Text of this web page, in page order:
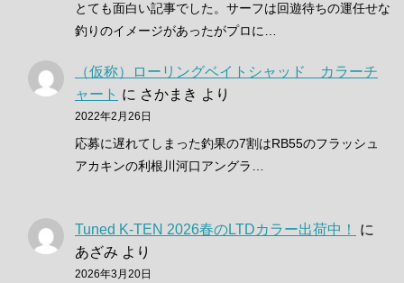
とても面白い記事でした。サーフは回遊待ちの運任せな
釣りのイメージがあったがプロに…
（仮称）ローリングベイトシャッド カラーチ
ャート に さかまき より
2022年2月26日
応募に遅れてしまった釣果の7割はRB55のフラッシュ
アカキンの利根川河口アングラ…
Tuned K-TEN 2026春のLTDカラー出荷中！
に
あざみ より
2026年3月20日